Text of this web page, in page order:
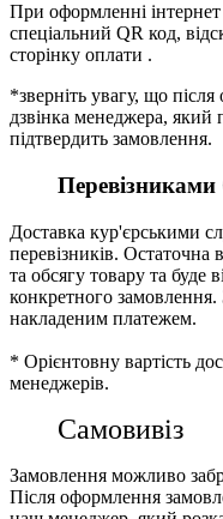
При оформленні
спеціальний QR код,
сторінку оплати .
*зверніть увагу, що
дзвінка менеджера, який
підтвердить замовлення.
Доставка кур'єрськими
перевізників. Остаточна
та обсягу товару та буде
конкретного
накладеним платежем.
* Орієнтовну вартість
менеджерів.
Самовивіз
Замовлення можливо
Після оформлення